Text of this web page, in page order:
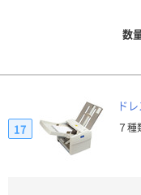
数
ド
７
17